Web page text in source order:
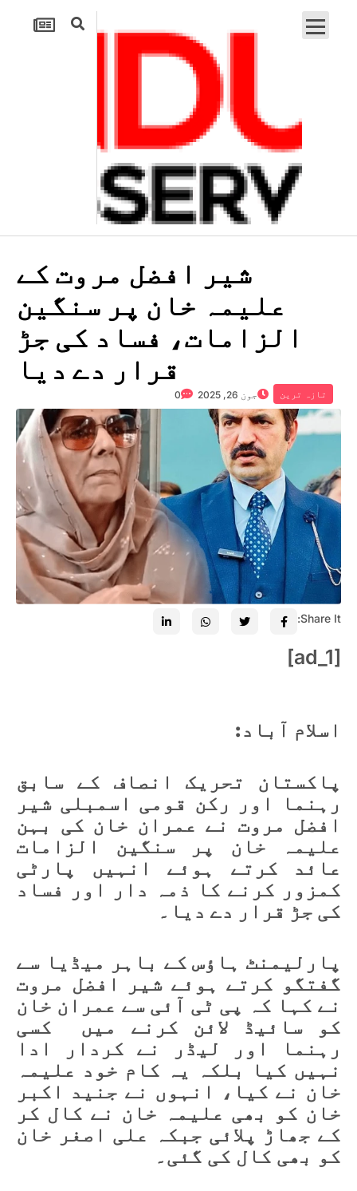
شیر افضل مروت کے
علیمہ خان پر سنگین
الزامات، فساد کی جڑ
قرار دے دیا
تازہ ترین جون 26, 2025 0
Share It:
[ad_1]
اسلام آباد:
پاکستان تحریک انصاف کے سابق
رہنما اور رکن قومی اسمبلی شیر
افضل مروت نے عمران خان کی بہن
علیمہ خان پر سنگین الزامات
عائد کرتے ہوئے انہیں پارٹی
کمزور کرنے کا ذمہ دار اور فساد
کی جڑ قرار دے دیا۔
پارلیمنٹ ہاؤس کے باہر میڈیا سے
گفتگو کرتے ہوئے شیر افضل مروت
نے کہا کہ پی ٹی آئی سے عمران خان
کو سائیڈ لائن کرنے میں کسی
رہنما اور لیڈر نے کردار ادا
نہیں کیا بلکہ یہ کام خود علیمہ
خان نے کیا، انہوں نے جنید اکبر
خان کو بھی علیمہ خان نے کال کر
کے جھاڑ پلائی جبکہ علی اصغر خان
کو بھی کال کی گئی۔